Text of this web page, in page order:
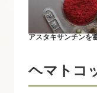
アスタキサンチンを
ヘマトコ